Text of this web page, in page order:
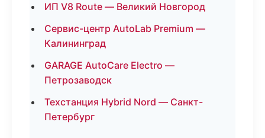
ИП V8 Route — Великий Новгород
Сервис-центр AutoLab Premium —
Калининград
GARAGE AutoCare Electro —
Петрозаводск
Техстанция Hybrid Nord — Санкт-
Петербург